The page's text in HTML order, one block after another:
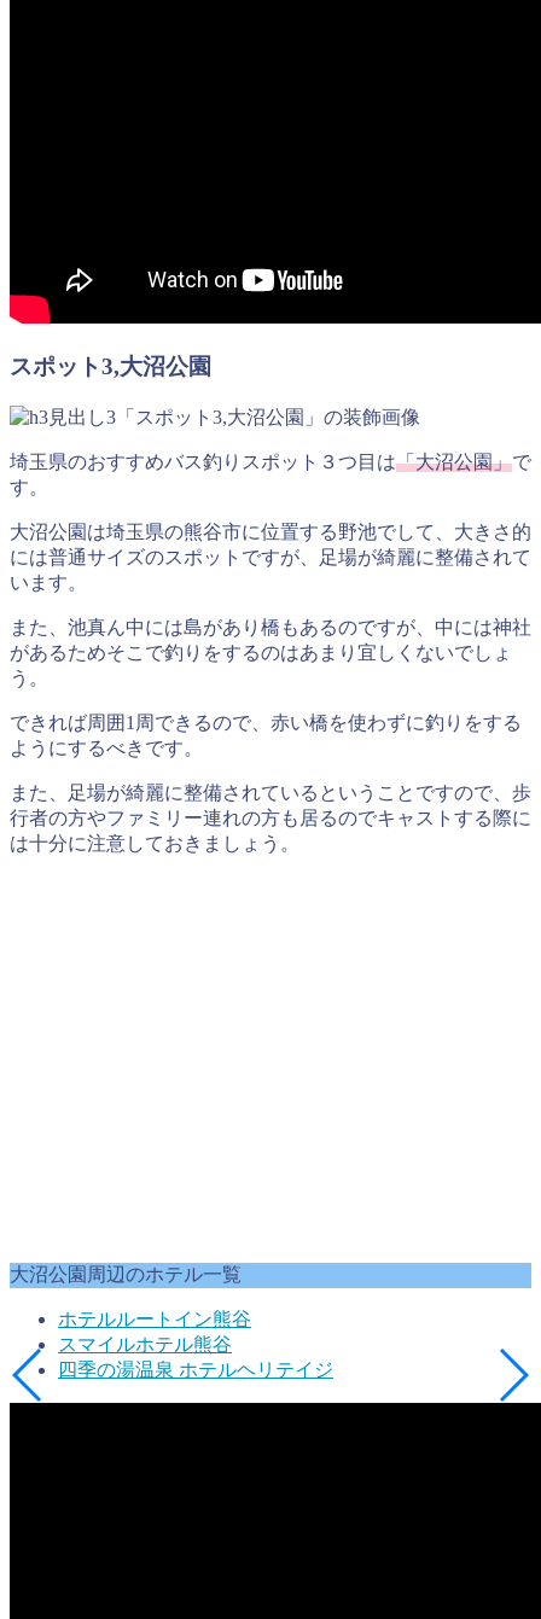
スポット3,大沼公園
埼玉県のおすすめバス釣りスポット３つ目は「大沼公園」で
す。
大沼公園は埼玉県の熊谷市に位置する野池でして、大きさ的
には普通サイズのスポットですが、足場が綺麗に整備されて
います。
また、池真ん中には島があり橋もあるのですが、中には神社
があるためそこで釣りをするのはあまり宜しくないでしょ
う。
できれば周囲1周できるので、赤い橋を使わずに釣りをする
ようにするべきです。
また、足場が綺麗に整備されているということですので、歩
行者の方やファミリー連れの方も居るのでキャストする際に
は十分に注意しておきましょう。
大沼公園周辺のホテル一覧
ホテルルートイン熊谷
スマイルホテル熊谷
四季の湯温泉 ホテルヘリテイジ